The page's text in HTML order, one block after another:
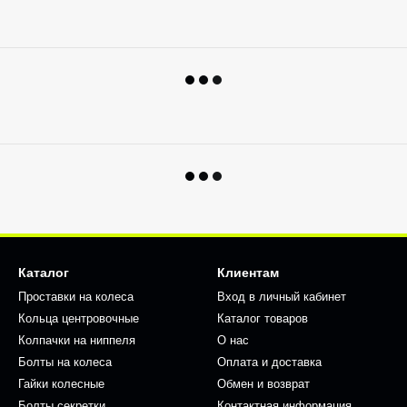
Каталог
Проставки на колеса
Кольца центровочные
Колпачки на ниппеля
Болты на колеса
Гайки колесные
Клиентам
Вход в личный кабинет
Каталог товаров
О нас
Оплата и доставка
Обмен и возврат